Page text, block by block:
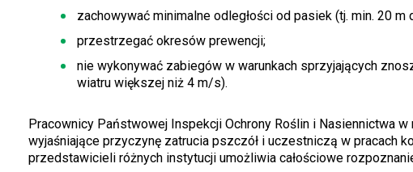
zachowywać minimalne odległości od pasiek (tj. min. 20
przestrzegać okresów prewencji;
nie wykonywać zabiegów w warunkach sprzyjających
wiatru większej niż 4 m/s).
Pracownicy Państwowej Inspekcji Ochrony Roślin i Nasiennictwa
wyjaśniające przyczynę zatrucia pszczół i uczestniczą w pracach
przedstawicieli różnych instytucji umożliwia całościowe